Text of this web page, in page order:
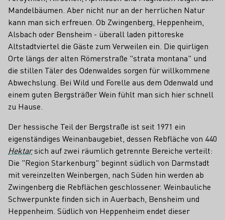
Mandelbäumen. Aber nicht nur an der herrlichen Natur
kann man sich erfreuen. Ob Zwingenberg, Heppenheim,
Alsbach oder Bensheim - überall laden pittoreske
Altstadtviertel die Gäste zum Verweilen ein. Die quirligen
Orte längs der alten Römerstraße "strata montana" und
die stillen Täler des Odenwaldes sorgen für willkommene
Abwechslung. Bei Wild und Forelle aus dem Odenwald und
einem guten Bergsträßer Wein fühlt man sich hier schnell
zu Hause.
Der hessische Teil der Bergstraße ist seit 1971 ein
eigenständiges Weinanbaugebiet, dessen Rebfläche von 440
Hektarsich auf zwei räumlich getrennte Bereiche verteilt:
Die "Region Starkenburg" beginnt südlich von Darmstadt
mit vereinzelten Weinbergen, nach Süden hin werden ab
Zwingenberg die Rebflächen geschlossener. Weinbauliche
Schwerpunkte finden sich in Auerbach, Bensheim und
Heppenheim. Südlich von Heppenheim endet dieser